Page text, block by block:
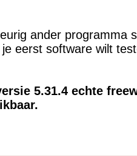
ander programma
eerst software wilt
5.31.4 echte